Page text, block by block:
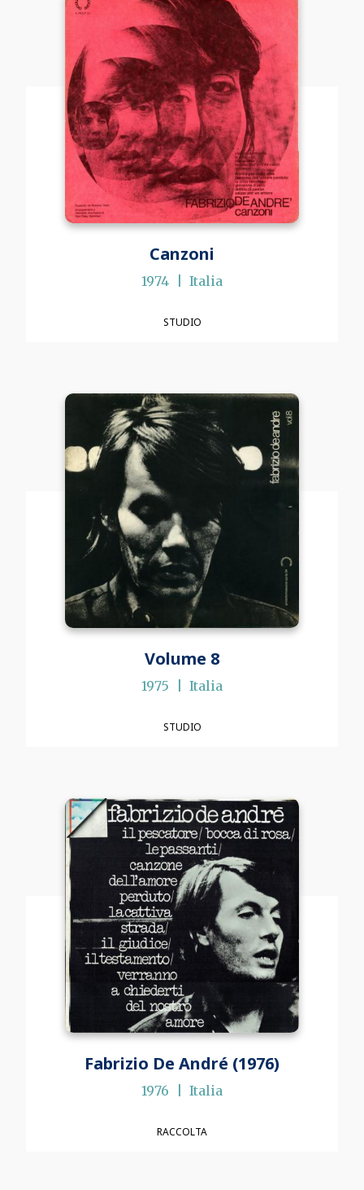
Canzoni
1974 Italia
STUDIO
Volume 8
1975 Italia
STUDIO
Fabrizio De André (1976)
1976 Italia
RACCOLTA